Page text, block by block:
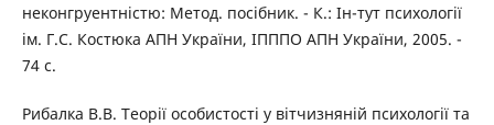
неконгруентністю: Метод. посібник. - К.: Ін-тут психології
ім. Г.С. Костюка АПН України, ІПППО АПН України, 2005. -
74 с.
Рибалка В.В. Теорії особистості у вітчизняній психології та